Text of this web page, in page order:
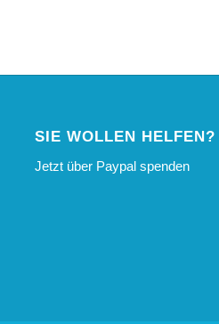
SIE WOLLEN HELFEN?
Jetzt über Paypal spenden